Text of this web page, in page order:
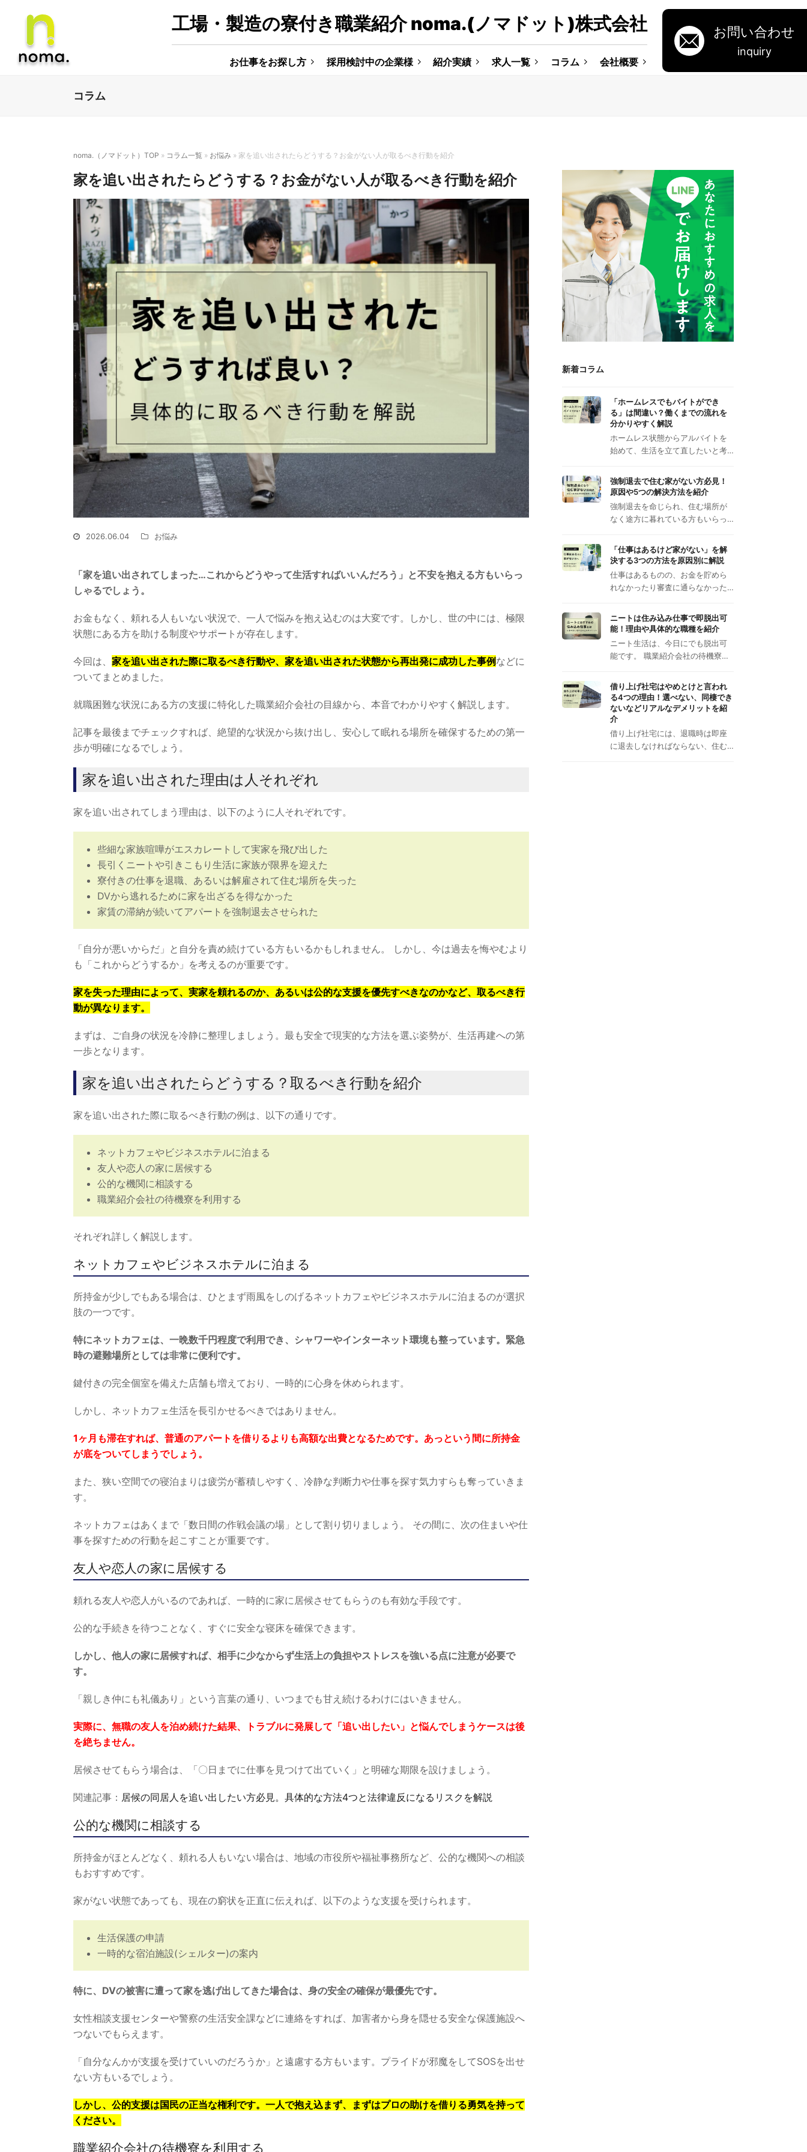
工場・製造の寮付き職業紹介 noma.(ノマドット)株式会社
お仕事をお探し方 採用検討中の企業様 紹介実績 求人一覧 コラム 会社概要
お問い合わせ
inquiry
コラム
noma.（ノマドット）TOP » コラム一覧 » お悩み » 家を追い出されたらどうする？お金がない人が取るべき行動を紹介
家を追い出されたらどうする？お金がない人が取るべき行動を紹介
2026.06.04 お悩み
「家を追い出されてしまった…これからどうやって生活すればいいんだろう」と不安を抱える方もいらっ
しゃるでしょう。
お金もなく、頼れる人もいない状況で、一人で悩みを抱え込むのは大変です。しかし、世の中には、極限
状態にある方を助ける制度やサポートが存在します。
今回は、 家を追い出された際に取るべき行動や、家を追い出された状態から再出発に成功した事例 などに
ついてまとめました。
就職困難な状況にある方の支援に特化した職業紹介会社の目線から、本音でわかりやすく解説します。
記事を最後までチェックすれば、絶望的な状況から抜け出し、安心して眠れる場所を確保するための第一
歩が明確になるでしょう。
家を追い出された理由は人それぞれ
家を追い出されてしまう理由は、以下のように人それぞれです。
些細な家族喧嘩がエスカレートして実家を飛び出した
長引くニートや引きこもり生活に家族が限界を迎えた
寮付きの仕事を退職、あるいは解雇されて住む場所を失った
DVから逃れるために家を出ざるを得なかった
家賃の滞納が続いてアパートを強制退去させられた
「自分が悪いからだ」と自分を責め続けている方もいるかもしれません。 しかし、今は過去を悔やむより
も「これからどうするか」を考えるのが重要です。
家を失った理由によって、実家を頼れるのか、あるいは公的な支援を優先すべきなのかなど、取るべき行
動が異なります。
まずは、ご自身の状況を冷静に整理しましょう。最も安全で現実的な方法を選ぶ姿勢が、生活再建への第
一歩となります。
家を追い出されたらどうする？取るべき行動を紹介
家を追い出された際に取るべき行動の例は、以下の通りです。
ネットカフェやビジネスホテルに泊まる
友人や恋人の家に居候する
公的な機関に相談する
職業紹介会社の待機寮を利用する
それぞれ詳しく解説します。
ネットカフェやビジネスホテルに泊まる
所持金が少しでもある場合は、ひとまず雨風をしのげるネットカフェやビジネスホテルに泊まるのが選択
肢の一つです。
特にネットカフェは、一晩数千円程度で利用でき、シャワーやインターネット環境も整っています。緊急
時の避難場所としては非常に便利です。
鍵付きの完全個室を備えた店舗も増えており、一時的に心身を休められます。
しかし、ネットカフェ生活を長引かせるべきではありません。
1ヶ月も滞在すれば、普通のアパートを借りるよりも高額な出費となるためです。あっという間に所持金
が底をついてしまうでしょう。
また、狭い空間での寝泊まりは疲労が蓄積しやすく、冷静な判断力や仕事を探す気力すらも奪っていきま
す。
ネットカフェはあくまで「数日間の作戦会議の場」として割り切りましょう。 その間に、次の住まいや仕
事を探すための行動を起こすことが重要です。
友人や恋人の家に居候する
頼れる友人や恋人がいるのであれば、一時的に家に居候させてもらうのも有効な手段です。
公的な手続きを待つことなく、すぐに安全な寝床を確保できます。
しかし、他人の家に居候すれば、相手に少なからず生活上の負担やストレスを強いる点に注意が必要で
す。
「親しき仲にも礼儀あり」という言葉の通り、いつまでも甘え続けるわけにはいきません。
実際に、無職の友人を泊め続けた結果、トラブルに発展して「追い出したい」と悩んでしまうケースは後
を絶ちません。
居候させてもらう場合は、「〇日までに仕事を見つけて出ていく」と明確な期限を設けましょう。
関連記事： 居候の同居人を追い出したい方必見。具体的な方法4つと法律違反になるリスクを解説
公的な機関に相談する
所持金がほとんどなく、頼れる人もいない場合は、地域の市役所や福祉事務所など、公的な機関への相談
もおすすめです。
家がない状態であっても、現在の窮状を正直に伝えれば、以下のような支援を受けられます。
生活保護の申請
一時的な宿泊施設(シェルター)の案内
特に、DVの被害に遭って家を逃げ出してきた場合は、身の安全の確保が最優先です。
女性相談支援センターや警察の生活安全課などに連絡をすれば、加害者から身を隠せる安全な保護施設へ
つないでもらえます。
「自分なんかが支援を受けていいのだろうか」と遠慮する方もいます。プライドが邪魔をしてSOSを出せ
ない方もいるでしょう。
しかし、公的支援は国民の正当な権利です。一人で抱え込まず、まずはプロの助けを借りる勇気を持って
ください。
職業紹介会社の待機寮を利用する
新着コラム
「ホームレスでもバイトができ
る」は間違い？働くまでの流れを
分かりやすく解説
ホームレス状態からアルバイトを
始めて、生活を立て直したいと考…
強制退去で住む家がない方必見！
原因や5つの解決方法を紹介
強制退去を命じられ、住む場所が
なく途方に暮れている方もいらっ…
「仕事はあるけど家がない」を解
決する3つの方法を原因別に解説
仕事はあるものの、お金を貯めら
れなかったり審査に通らなかった…
ニートは住み込み仕事で即脱出可
能！理由や具体的な職種を紹介
ニート生活は、今日にでも脱出可
能です。 職業紹介会社の待機寮…
借り上げ社宅はやめとけと言われ
る4つの理由！選べない、同棲でき
ないなどリアルなデメリットを紹
介
借り上げ社宅には、退職時は即座
に退去しなければならない、住む…